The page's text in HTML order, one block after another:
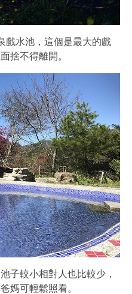
戲水池，這個是最大的戲
捨不得離開。
子較小相對人也比較少，
媽可輕鬆照看。